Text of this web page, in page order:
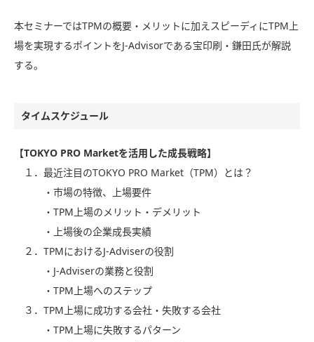
本セミナーではTPMの概要・メリットに加えスピーディにTPM上
場を実現するポイントをJ-Advisorである宝印刷・鎌田氏が解説
する。
タイムスケジュール
【TOKYO PRO Marketを活用した成長戦略】
１．最近注目のTOKYO PRO Market（TPM）とは？
・市場の特徴、上場要件
・TPM上場のメリット・デメリット
・上場後の企業成長実績
２．TPMにおけるJ-Adviserの役割
・J-Adviserの業務と役割
・TPM上場へのステップ
３．TPM上場に成功する会社・失敗する会社
・TPM上場に失敗するパターン